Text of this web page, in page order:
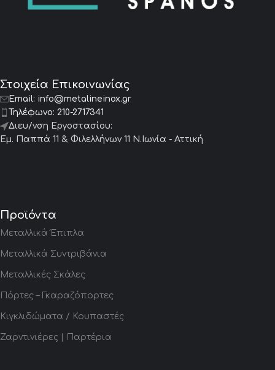
Στοιχεία Επικοινωνίας
Email: info@metalineinox.gr
Τηλέφωνο: 210-2717341
Διευ/νση Εργοστασίου:
Εμ. Παππά 11 & Φιλελλήνων 11 Ν.Ιωνία - Αττική
Προϊόντα
Μεταλλικά Έπιπλα
Μεταλλικά Συντριβάνια
Μεταλλικές Σκάλες
Πόρτες – Γκαραζόπορτες
Κιγκλιδώματα / Κουπαστές
Ζαρντινιέρες | Παρτέρια